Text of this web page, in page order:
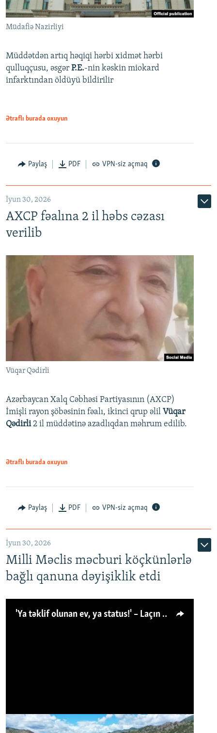
Müdafiə Nazirliyi
Müddətdən artıq həqiqi hərbi xidmət hərbi
qulluqçusu, əsgər P.E.-nin kəskin miokard
infarktından öldüyü bildirilir
Ətraflı burada oxuyun
Paylaş PDF VPN-siz açmaq
İyun 30, 2026
AXCP fəalına 2 il həbs cəzası
verilib
Vüqar Qədirli
Azərbaycan Xalq Cəbhəsi Partiyasının (AXCP)
İmişli rayon şöbəsinin fəalı, ikinci qrup əlil Vüqar
Qədirli2 il müddətinə azadlıqdan məhrum edilib.
Ətraflı burada oxuyun
Paylaş PDF VPN-siz açmaq
İyun 30, 2026
Milli Məclis məcburi köçkünlərlə
bağlı qanuna dəyişiklik etdi
'Ya təklif olunan ev, ya status!' – Laçın köçkünü: 'Laçından başqa heç hara!'